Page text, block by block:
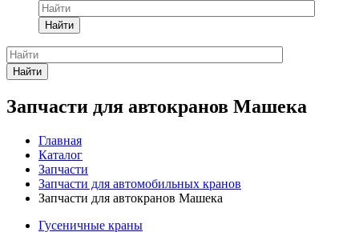
Найти
Найти
Запчасти для автокранов Машека
Главная
Каталог
Запчасти
Запчасти для автомобильных кранов
Запчасти для автокранов Машека
Гусеничные краны